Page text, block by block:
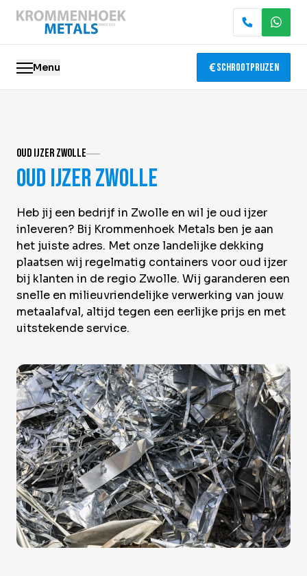
Menu Schrootprijzen
Elektronica recycling
Slopen & demontage
Katalysator recycling
Containerservice
Locaties
Over Krommenhoek
Sustainability
NL
Direct inleveren Ophaalservice
Oud ijzer Zwolle
Oud ijzer Zwolle
Heb jij een bedrijf in Zwolle en wil je oud ijzer
inleveren? Bij Krommenhoek Metals ben je aan
het juiste adres. Met onze landelijke dekking
plaatsen wij regelmatig containers voor oud ijzer
bij klanten in de regio Zwolle. Wij garanderen een
snelle en milieuvriendelijke verwerking van jouw
metaalafval, altijd tegen een eerlijke prijs en met
uitstekende service.